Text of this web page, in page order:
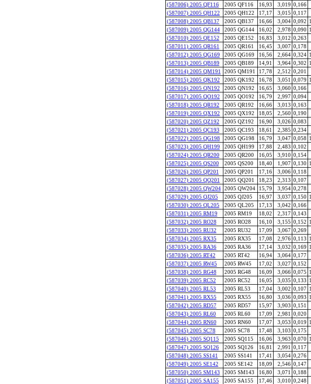
(587006) 2005 QF116
2005 QF116 16,93 3,019 0,166
(587007) 2005 QH122
2005 QH122 17,17 3,015 0,117
(587008) 2005 QB137
2005 QB137 16,66 3,004 0,092
(587009) 2005 QG144
2005 QG144 16,02 2,978 0,090
(587010) 2005 QE152
2005 QE152 16,83 3,012 0,263
(587011) 2005 QR161
2005 QR161 16,45 3,007 0,178
(587012) 2005 QG169
2005 QG169 16,56 2,664 0,324
(587013) 2005 QB189
2005 QB189 14,91 3,964 0,302
(587014) 2005 QM191
2005 QM191 17,78 2,512 0,201
(587015) 2005 QK192
2005 QK192 16,78 3,051 0,079
(587016) 2005 QN192
2005 QN192 16,65 3,060 0,166
(587017) 2005 QO192
2005 QO192 16,79 2,997 0,094
(587018) 2005 QR192
2005 QR192 16,66 3,013 0,163
(587019) 2005 QX192
2005 QX192 18,05 2,560 0,190
(587020) 2005 QZ192
2005 QZ192 16,90 3,026 0,083
(587021) 2005 QC193
2005 QC193 18,61 2,385 0,234
(587022) 2005 QG198
2005 QG198 16,79 3,047 0,058
(587023) 2005 QH199
2005 QH199 17,88 2,483 0,102
(587024) 2005 QR200
2005 QR200 16,05 3,910 0,154
(587025) 2005 QS200
2005 QS200 18,40 1,907 0,130
(587026) 2005 QP201
2005 QP201 17,16 3,006 0,118
(587027) 2005 QQ201
2005 QQ201 18,23 2,313 0,107
(587028) 2005 QW204
2005 QW204 15,79 3,954 0,278
(587029) 2005 QJ205
2005 QJ205 16,97 3,037 0,150
(587030) 2005 QL205
2005 QL205 17,13 3,042 0,166
(587031) 2005 RM19
2005 RM19 18,02 2,317 0,143
(587032) 2005 RO28
2005 RO28 16,10 3,155 0,152
(587033) 2005 RU32
2005 RU32 17,09 3,067 0,269
(587034) 2005 RX35
2005 RX35 17,08 2,976 0,113
(587035) 2005 RA36
2005 RA36 17,14 3,032 0,169
(587036) 2005 RT42
2005 RT42 16,94 3,064 0,177
(587037) 2005 RW45
2005 RW45 17,02 3,027 0,152
(587038) 2005 RG48
2005 RG48 16,09 3,066 0,075
(587039) 2005 RC52
2005 RC52 16,05 3,035 0,133
(587040) 2005 RL53
2005 RL53 17,04 3,002 0,107
(587041) 2005 RX55
2005 RX55 16,80 3,036 0,093
(587042) 2005 RD57
2005 RD57 15,97 3,903 0,151
(587043) 2005 RL60
2005 RL60 17,09 2,981 0,020
(587044) 2005 RN60
2005 RN60 17,07 3,053 0,019
(587045) 2005 SC78
2005 SC78 17,48 3,103 0,175
(587046) 2005 SQ115
2005 SQ115 16,06 3,963 0,070
(587047) 2005 SQ126
2005 SQ126 16,81 2,991 0,117
(587048) 2005 SS141
2005 SS141 17,41 3,054 0,276
(587049) 2005 SE142
2005 SE142 18,09 2,546 0,147
(587050) 2005 SM143
2005 SM143 16,80 3,071 0,188
(587051) 2005 SA155
2005 SA155 17,46 3,010 0,248